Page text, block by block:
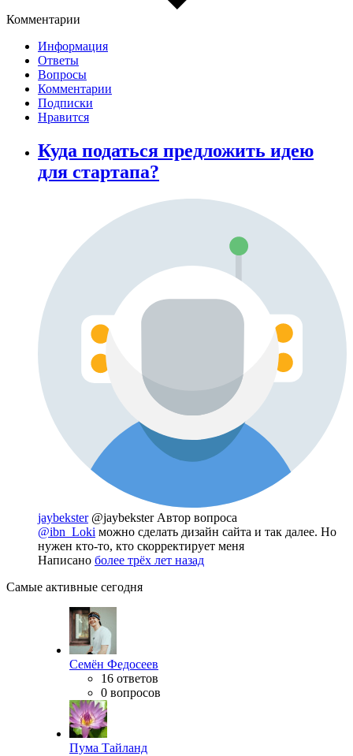
Комментарии
Информация
Ответы
Вопросы
Комментарии
Подписки
Нравится
Куда податься предложить идею
для стартапа?
jaybekster @jaybekster Автор вопроса
@ibn_Loki можно сделать дизайн сайта и так далее. Но
нужен кто-то, кто скорректирует меня
Написано более трёх лет назад
Самые активные сегодня
Семён Федосеев
16 ответов
0 вопросов
Пума Тайланд